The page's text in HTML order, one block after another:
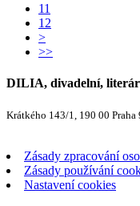
11
12
>
>>
DILIA, divadelní,
Krátkého 143/1, 190 00
Zásady zpracování
Zásady používání
Nastavení cookies